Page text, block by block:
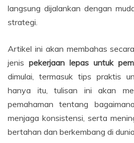
langsung dijalankan dengan
strategi.
Artikel ini akan membahas
jenis pekerjaan lepas untuk
dimulai, termasuk tips praktis
hanya itu, tulisan ini akan
pemahaman tentang
menjaga konsistensi, serta
bertahan dan berkembang di